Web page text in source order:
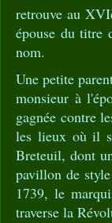
retrouve au
épouse du titre
nom.
Une petite
monsieur à
gagnée contre
les lieux où il
Breteuil, dont
pavillon de
1739, le
traverse la